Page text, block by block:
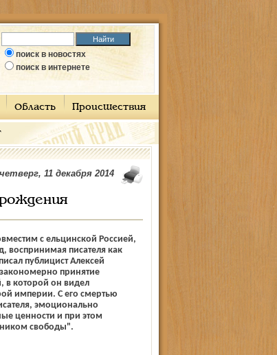
поиск в новостях
поиск в интернете
Область Происшествия
четверг, 11 декабря 2014
с ельцинской Россией,
воспринимая писателя как
публицист Алексей
принятие
в которой он видел
империи. С его смертью
эмоционально
ценности и при этом
свободы".